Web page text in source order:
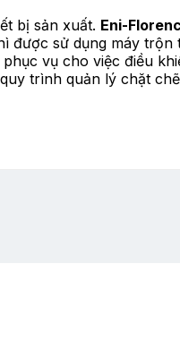
bị sản xuất. Eni-
sử dụng máy
vụ cho việc điều
trình quản lý chặt